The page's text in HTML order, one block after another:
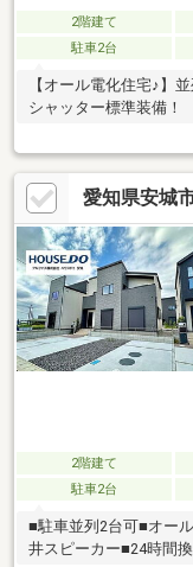
2階建て
駐車2台
【オール電化住宅♪】
シャッター標準装備！
愛知県安城
2階建て
駐車2台
■駐車並列2台可■オー
井スピーカー■24時間